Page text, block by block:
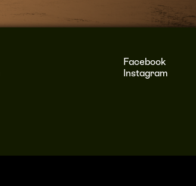
Facebook
Instagram